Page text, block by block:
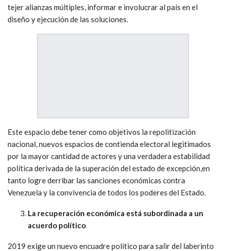
tejer alianzas múltiples, informar e involucrar al país en el
diseño y ejecución de las soluciones.
Este espacio debe tener como objetivos la repolitización
nacional, nuevos espacios de contienda electoral legitimados
por la mayor cantidad de actores y una verdadera estabilidad
política derivada de la superación del estado de excepción,en
tanto logre derribar las sanciones económicas contra
Venezuela y la convivencia de todos los poderes del Estado.
La recuperación económica está subordinada a un
acuerdo político
2019 exige un nuevo encuadre político para salir del laberinto